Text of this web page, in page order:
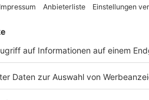
Anzeige
Mittlerweile reden wir nicht mehr
die zehn berühmtesten Videos